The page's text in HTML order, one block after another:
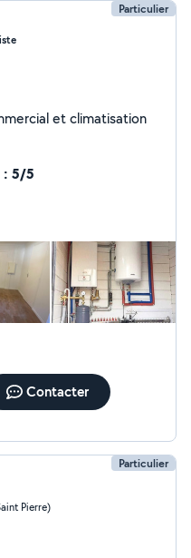
Particulier
et climatisation
: 5/5
Contacter
Particulier
Pierre)